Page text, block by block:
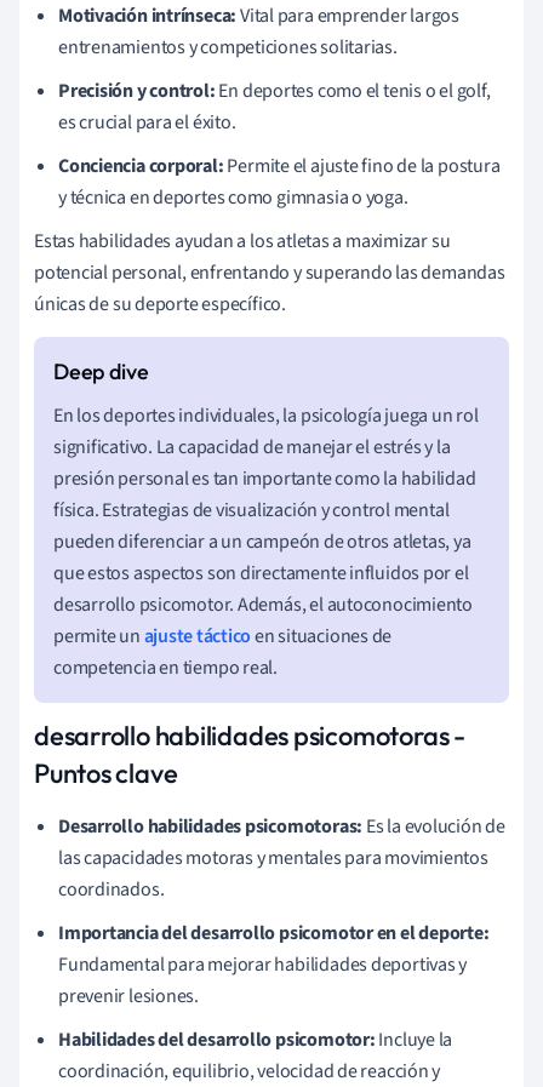
Motivación intrínseca:Vital para emprender largos
entrenamientos y competiciones solitarias.
Precisión y control:En deportes como el tenis o el golf,
es crucial para el éxito.
Conciencia corporal:Permite el ajuste fino de la postura
y técnica en deportes como gimnasia o yoga.
Estas habilidades ayudan a los atletas a maximizar su
potencial personal, enfrentando y superando las demandas
únicas de su deporte específico.
En los deportes individuales, la psicología juega un rol
significativo. La capacidad de manejar el estrés y la
presión personal es tan importante como la habilidad
física. Estrategias de visualización y control mental
pueden diferenciar a un campeón de otros atletas, ya
que estos aspectos son directamente influidos por el
desarrollo psicomotor. Además, el autoconocimiento
permite unajuste tácticoen situaciones de
competencia en tiempo real.
desarrollo habilidades psicomotoras -
Puntos clave
Desarrollo habilidades psicomotoras: Es la evolución de
las capacidades motoras y mentales para movimientos
coordinados.
Importancia del desarrollo psicomotor en el deporte:
Fundamental para mejorar habilidades deportivas y
prevenir lesiones.
Habilidades del desarrollo psicomotor:Incluye la
coordinación, equilibrio, velocidad de reacción y